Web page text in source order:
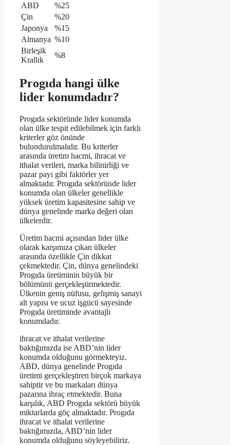
ABD
%25
Çin
%20
Japonya
%15
Almanya %10
Birleşik
Krallık
%8
Progıda hangi ülke
lider konumdadır?
Progıda sektöründe lider konumda
olan ülke tespit edilebilmek için farklı
kriterler göz önünde
bulundurulmalıdır. Bu kriterler
arasında üretim hacmi, ihracat ve
ithalat verileri, marka bilinirliği ve
pazar payı gibi faktörler yer
almaktadır. Progıda sektöründe lider
konumda olan ülkeler genellikle
yüksek üretim kapasitesine sahip ve
dünya genelinde marka değeri olan
ülkelerdir.
Üretim hacmi açısından lider ülke
olarak karşımıza çıkan ülkeler
arasında özellikle Çin dikkat
çekmektedir. Çin, dünya genelindeki
Progıda üretiminin büyük bir
bölümünü gerçekleştirmektedir.
Ülkenin geniş nüfusu, gelişmiş sanayi
alt yapısı ve ucuz işgücü sayesinde
Progıda üretiminde avantajlı
konumdadır.
ihracat ve ithalat verilerine
baktığımızda ise ABD’nin lider
konumda olduğunu görmekteyiz.
ABD, dünya genelinde Progıda
üretimi gerçekleştiren birçok markaya
sahiptir ve bu markaları dünya
pazarına ihraç etmektedir. Buna
karşılık, ABD Progıda sektörü büyük
miktarlarda göç almaktadır. Progıda
ihracat ve ithalat verilerine
baktığımızda, ABD’nin lider
konumda olduğunu söyleyebiliriz.